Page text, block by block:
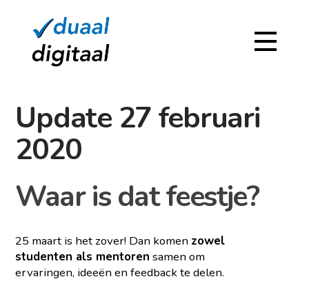
Update 27 februari
2020
Waar is dat feestje?
25 maart is het zover! Dan komen zowel
studenten als mentoren samen om
ervaringen, ideeën en feedback te delen.